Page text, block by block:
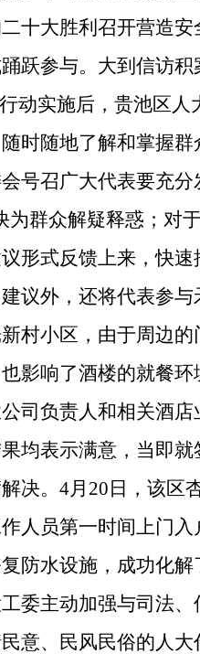
十大胜利召开营造
跃参与。大到信访
实施后，贵池区人
时随地了解和掌握
号召广大代表要充
为群众解疑释惑；对
形式反馈上来，快
议外，还将代表参
小区，由于周边的
影响了酒楼的就餐
司负责人和相关酒
均表示满意，当即
决。 4月 20 日，该区
人员第一时间上门
防水设施，成功化
主动加强与司法、
意、民风民俗的人